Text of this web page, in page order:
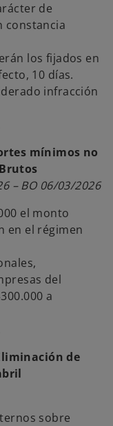
de
constancia
los fijados en
10 días.
infracción
mínimos no
– BO 06/03/2026
el monto
en el régimen
del
a
de
sobre